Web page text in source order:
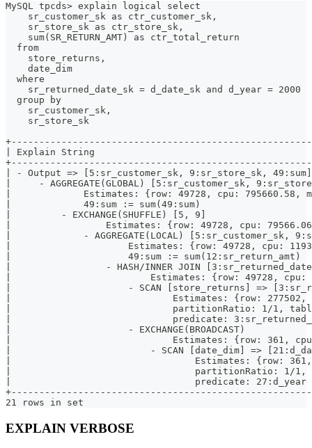
MySQL tpcds> explain logical select
    sr_customer_sk as ctr_customer_sk,
    sr_store_sk as ctr_store_sk,
    sum(SR_RETURN_AMT) as ctr_total_return
  from
    store_returns,
    date_dim
  where
    sr_returned_date_sk = d_date_sk and d_year = 2000
  group by
    sr_customer_sk,
    sr_store_sk
| Explain String
| - Output => [5:sr_customer_sk,
|     - AGGREGATE(GLOBAL)
|             Estimates: {row: 49728, cpu:
|             49:sum := sum(49:sum)
|         - EXCHANGE(SHUFFLE) [5, 9]
|                 Estimates: {row: 49728, cpu:
|             - AGGREGATE(LOCAL)
|                     Estimates: {row: 49728, cpu:
|                     49:sum :=
|                 - HASH/INNER JOIN
|                         Estimates: {row: 49728, cpu:
|                     - SCAN [store_returns] =>
|                             Estimates: {row: 277502,
|                             partitionRatio: 1/1,
|                             predicate:
|                     -
|                             Estimates: {row: 361, cpu:
|                         - SCAN [date_dim] =>
|                                 Estimates: {row: 361,
|                                 partitionRatio:
|                                 predicate:
21 rows in set
EXPLAIN VERBOSE